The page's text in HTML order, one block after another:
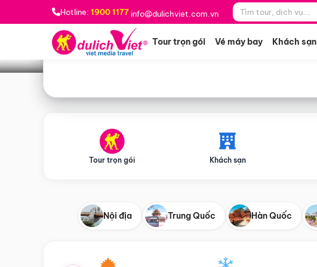
Hotline: 1900 1177 info@dulichviet.com.vn
Tour trọn gói Vé máy bay Khách sạn
Bạn muốn đi đâu? *
Tour trọn gói Khách sạn
Nội địa Trung Quốc Hàn Quốc